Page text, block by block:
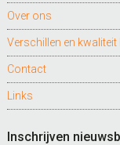
Over ons
Verschillen en
Contact
Links
Inschrijven